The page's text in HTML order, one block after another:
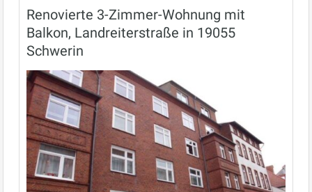
Renovierte 3-Zimmer-Wohnung mit
Balkon, Landreiterstraße in 19055
Schwerin